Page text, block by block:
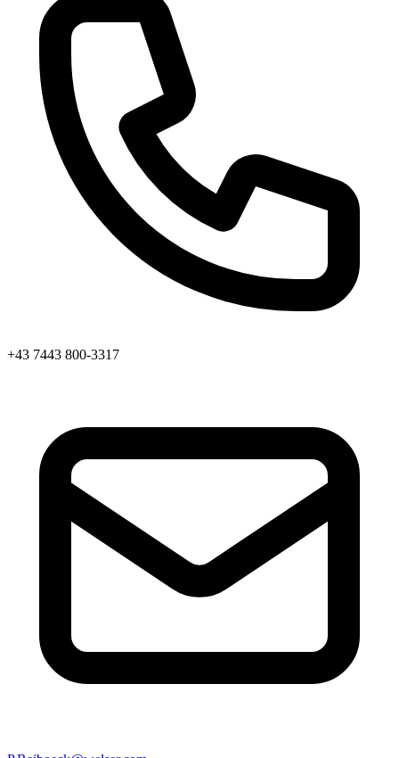
+43 7443 800-3317